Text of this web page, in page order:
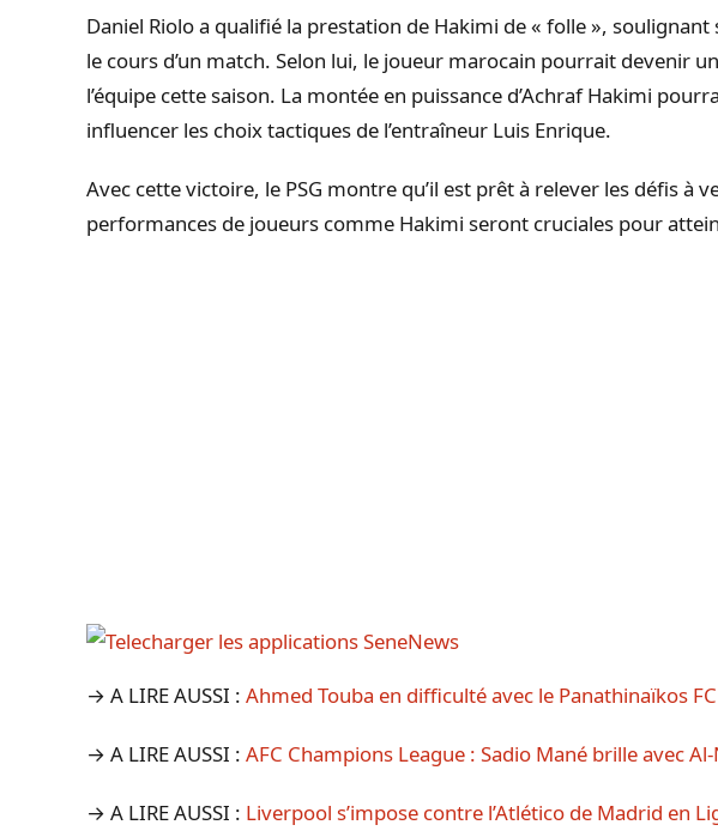
Daniel Riolo a qualifié la prestation de Hakimi de « folle », soulignant
le cours d’un match. Selon lui, le joueur marocain pourrait devenir
l’équipe cette saison. La montée en puissance d’Achraf Hakimi
influencer les choix tactiques de l’entraîneur Luis Enrique.
Avec cette victoire, le PSG montre qu’il est prêt à relever les défis à
performances de joueurs comme Hakimi seront cruciales pour
→ A LIRE AUSSI : Ahmed Touba en difficulté avec le Panathinaïkos FC
→ A LIRE AUSSI : AFC Champions League : Sadio Mané brille avec
→ A LIRE AUSSI : Liverpool s’impose contre l’Atlético de Madrid en